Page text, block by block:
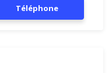
Téléphone